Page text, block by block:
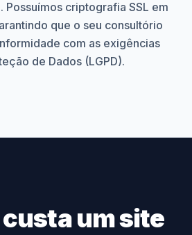
Possuímos criptografia SSL em
que o seu consultório
com as exigências
de Dados (LGPD).
um site